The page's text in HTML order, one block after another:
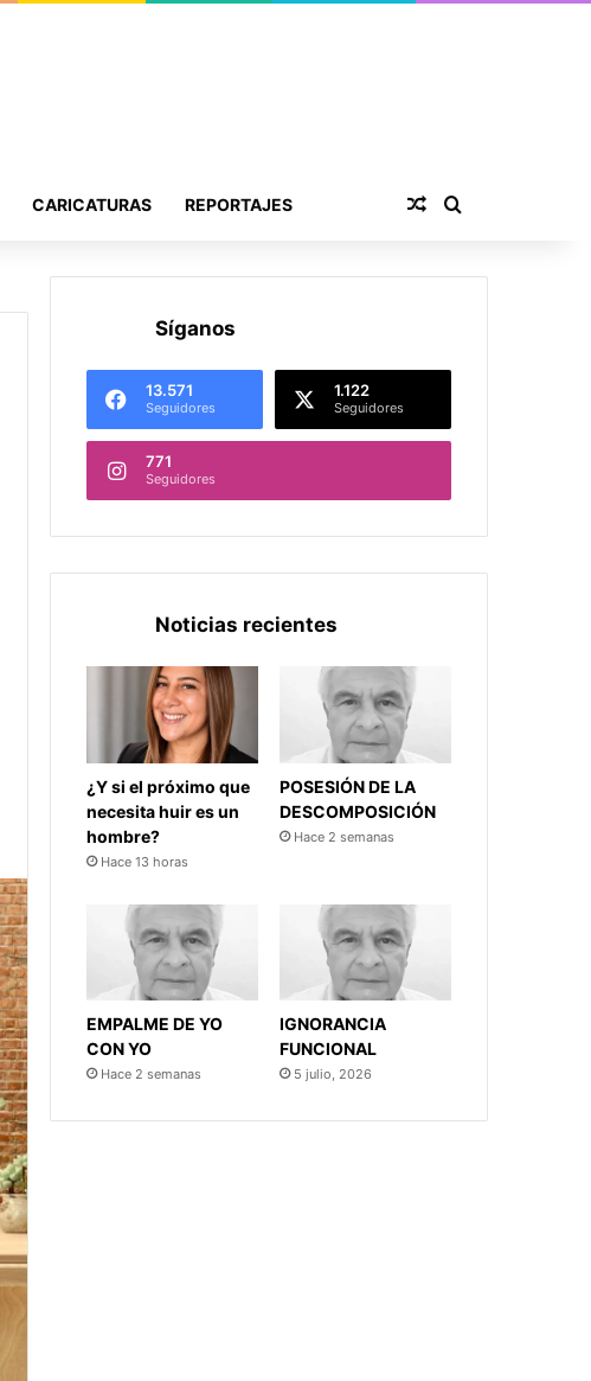
CARICATURAS REPORTAJES Publicación al
Síganos
13.571
Seguidores
1.122
Seguidores
771
Seguidores
Noticias recientes
¿Y si el próximo que
necesita huir es un
hombre?
Hace 13 horas
POSESIÓN DE LA
DESCOMPOSICIÓN
Hace 2 semanas
EMPALME DE YO
CON YO
Hace 2 semanas
IGNORANCIA
FUNCIONAL
5 julio, 2026